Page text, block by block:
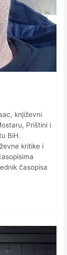
književni
Prištini i
BiH.
kritike i
časopisa